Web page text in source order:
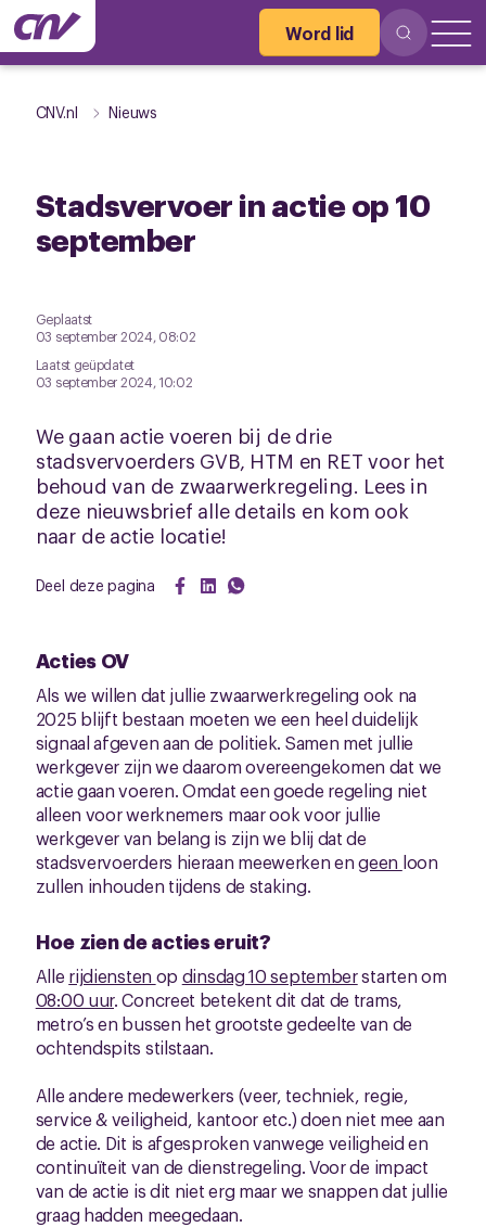
Word lid
CNV.nl Nieuws
Stadsvervoer in actie op 10
september
Geplaatst
03 september 2024, 08:02
Laatst geüpdatet
03 september 2024, 10:02
We gaan actie voeren bij de drie
stadsvervoerders GVB, HTM en RET voor het
behoud van de zwaarwerkregeling. Lees in
deze nieuwsbrief alle details en kom ook
naar de actie locatie!
Deel deze pagina
Acties OV
Als we willen dat jullie zwaarwerkregeling ook na
2025 blijft bestaan moeten we een heel duidelijk
signaal afgeven aan de politiek. Samen met jullie
werkgever zijn we daarom overeengekomen dat we
actie gaan voeren. Omdat een goede regeling niet
alleen voor werknemers maar ook voor jullie
werkgever van belang is zijn we blij dat de
stadsvervoerders hieraan meewerken engeen loon
zullen inhouden tijdens de staking.
Hoe zien de acties eruit?
Alle rijdiensten op dinsdag 10 septemberstarten om
08:00 uur. Concreet betekent dit dat de trams,
metro’s en bussen het grootste gedeelte van de
ochtendspits stilstaan.
Alle andere medewerkers (veer, techniek, regie,
service & veiligheid, kantoor etc.) doen niet mee aan
de actie. Dit is afgesproken vanwege veiligheid en
continuïteit van de dienstregeling. Voor de impact
van de actie is dit niet erg maar we snappen dat jullie
graag hadden meegedaan.